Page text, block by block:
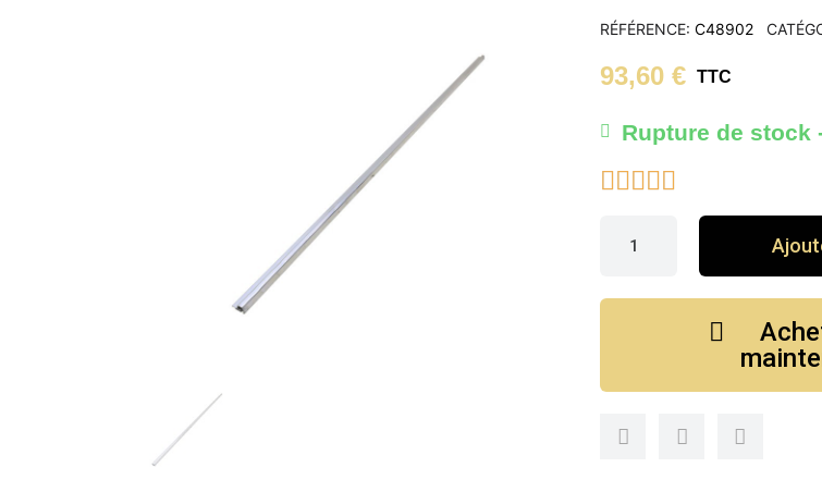
RÉFÉRENCE C48902
93,60 € TTC
Rupture de stock
    